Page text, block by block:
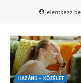
Jelentkezz
HAZÁNK - KÖZÉLET